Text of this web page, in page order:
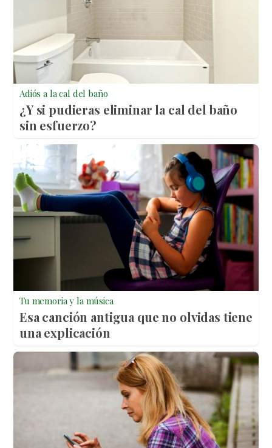
Adiós a la cal del baño
¿Y si pudieras eliminar la cal del baño
sin esfuerzo?
Tu memoria y la música
Esa canción antigua que no olvidas tiene
una explicación